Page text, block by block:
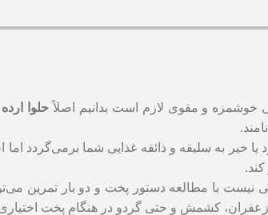
خوشمزه و مقوی لازم است بدانیم اصلاً حلوا
یا خیر به سلیقه و ذائقه غذایی شما برمی‌گردد
نیست با مطالعه دستور پخت و دو بار تمرین
زعفران، کشمش و حتی گردو در هنگام پخت